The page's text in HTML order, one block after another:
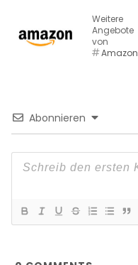
Weitere
Angebote
von
Amazon
Abonnieren